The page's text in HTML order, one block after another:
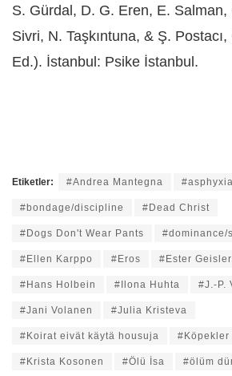
S. Gürdal, D. G. Eren, E. Salman,
Sivri, N. Taşkıntuna, & Ş.
Ed.). İstanbul: Psike İstanbul.
Etiketler: #Andrea Mantegna
#bondage/discipline #Dead Christ
#Dogs Don't Wear Pants #dominance/
#Ellen Karppo #Eros #Ester
#Hans Holbein #Ilona Huhta #J.-P.
#Jani Volanen #Julia Kristeva
#Koirat eivät käytä housuja #Köpekler
#Krista Kosonen #Ölü İsa #ölüm